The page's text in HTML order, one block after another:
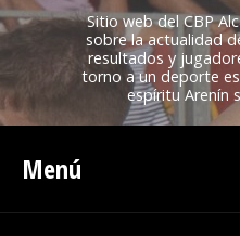
Sitio web del CBP
sobre la actualidad
resultados y
torno a un deporte
espíritu Arenín
Menú